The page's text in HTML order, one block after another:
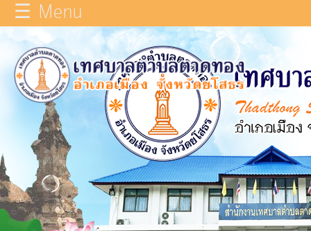
หน้า
หลัก
ข้อมูล
ทั่วไป
บุคลากร
แผน
☰ Menu